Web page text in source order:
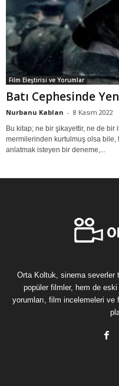
Film Eleştirisi ve Yorumlar
Batı Cephesinde
Nurbanu Kablan - 8 Kasım 2022
Bu kitap; ne bir şikayettir, ne de
mermilerinden kurtulmuş olsa bile,
anlatmak isteyen bir deneme,...
Orta Koltuk, sinema severler
popüler filmler, hem de
yorumları, film incelemeleri ve